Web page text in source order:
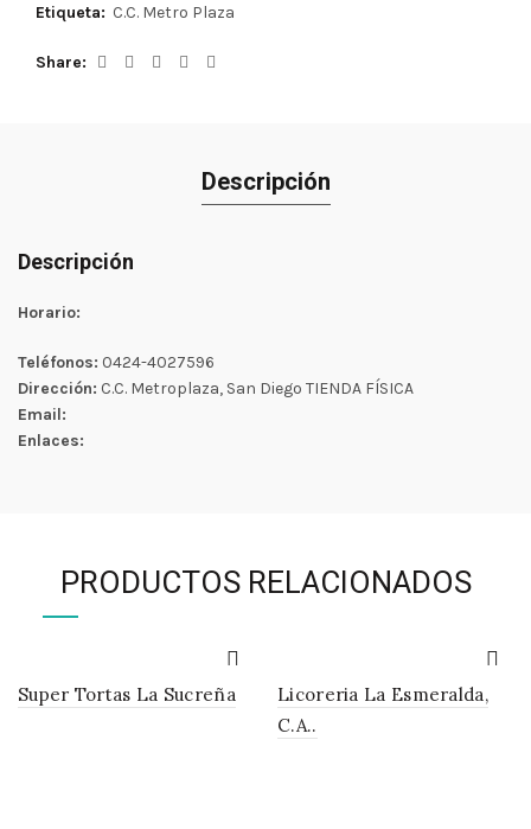
Etiqueta: C.C. Metro Plaza
Share
Descripción
Descripción
Horario:
Teléfonos: 0424-4027596
Dirección: C.C. Metroplaza, San Diego TIENDA FÍSICA
Email:
Enlaces:
PRODUCTOS RELACIONADOS
Super Tortas La Sucreña
Licoreria La Esmeralda,
C.A..